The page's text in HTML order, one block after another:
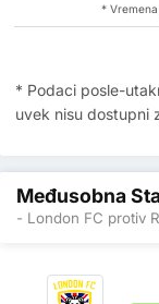
*
* Podaci posle-
uvek nisu dostupni
Međusobna
- London FC protiv